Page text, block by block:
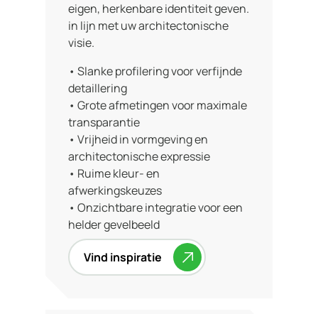
eigen, herkenbare identiteit geven.
in lijn met uw architectonische
visie.
• Slanke profilering voor verfijnde
detaillering
• Grote afmetingen voor maximale
transparantie
• Vrijheid in vormgeving en
architectonische expressie
• Ruime kleur- en
afwerkingskeuzes
• Onzichtbare integratie voor een
helder gevelbeeld
Vind inspiratie